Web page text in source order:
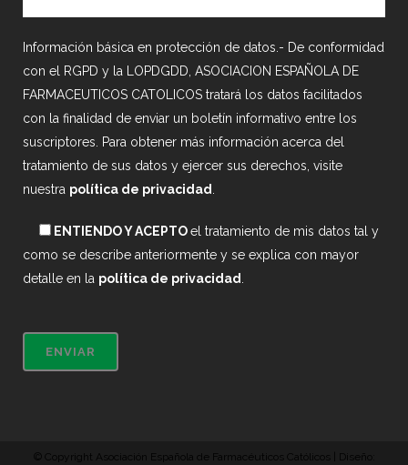
Información básica en protección de datos.- De conformidad
con el RGPD y la LOPDGDD, ASOCIACION ESPAÑOLA DE
FARMACEUTICOS CATOLICOS tratará los datos facilitados
con la finalidad de enviar un boletín informativo entre los
suscriptores. Para obtener más información acerca del
tratamiento de sus datos y ejercer sus derechos, visite
nuestra política de privacidad
ENTIENDO Y ACEPTOel tratamiento de mis datos tal y
como se describe anteriormente y se explica con mayor
detalle en la política de privacidad
© Copyright Asociación Española de Farmacéuticos Católicos | Diseño: